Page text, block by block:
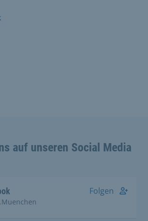
auf unseren Social Media
Folgen